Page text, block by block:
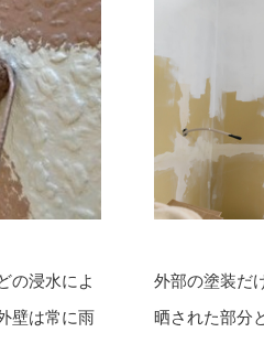
の浸水によ
壁は常に雨
外部の塗装だ
晒された部分